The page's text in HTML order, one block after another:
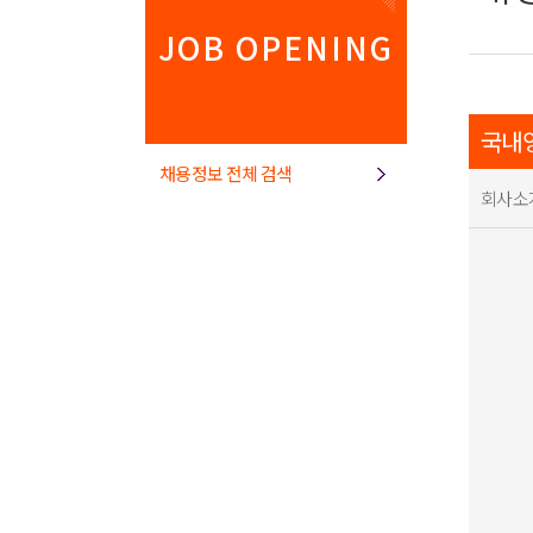
JOB OPENING
채용정보 전체 검색
국내
회사소